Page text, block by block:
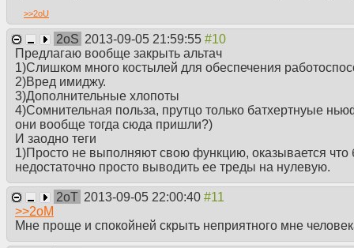
>>2oU
2oS 2013-09-05 21:59:55
Предлагаю вообще закрыть альтач
1)Слишком много костылей для обеспечения
2)Вред имиджу.
3)Дополнительные хлопоты
4)Сомнительная польза, прутцо только батхертнуые
они вообще тогда сюда пришли?)
И заодно теги
1)Просто не выполняют свою функцию, оказывается что
недостаточно просто выводить ее треды на нулевую.
2oT 2013-09-05 22:00:40
>>2oM
Мне проще и спокойней скрыть неприятного мне